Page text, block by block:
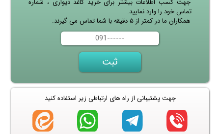
جهت کسب اطلاعات بیشتر برای خرید کاغذ دیواری ، شماره
تماس خود را وارد نمایید.
همکاران ما در کمتر از ۵ دقیقه با شما تماس می گیرند.
جهت پشتیبانی از راه های ارتباطی زیر استفاده کنید